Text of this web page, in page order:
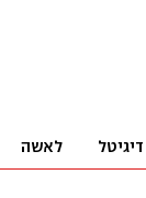
דיגיטל לאשה